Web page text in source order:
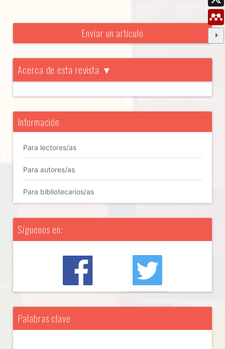
Enviar un artículo
Acerca de esta revista ▼
Información
Para lectores/as
Para autores/as
Para bibliotecarios/as
Síguenos en:
Palabras clave